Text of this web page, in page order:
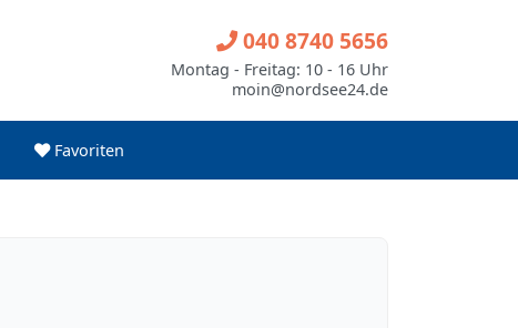
Favoriten
040 8740 5656
Montag - Freitag: 10 - 16 Uhr
moin@nordsee24.de